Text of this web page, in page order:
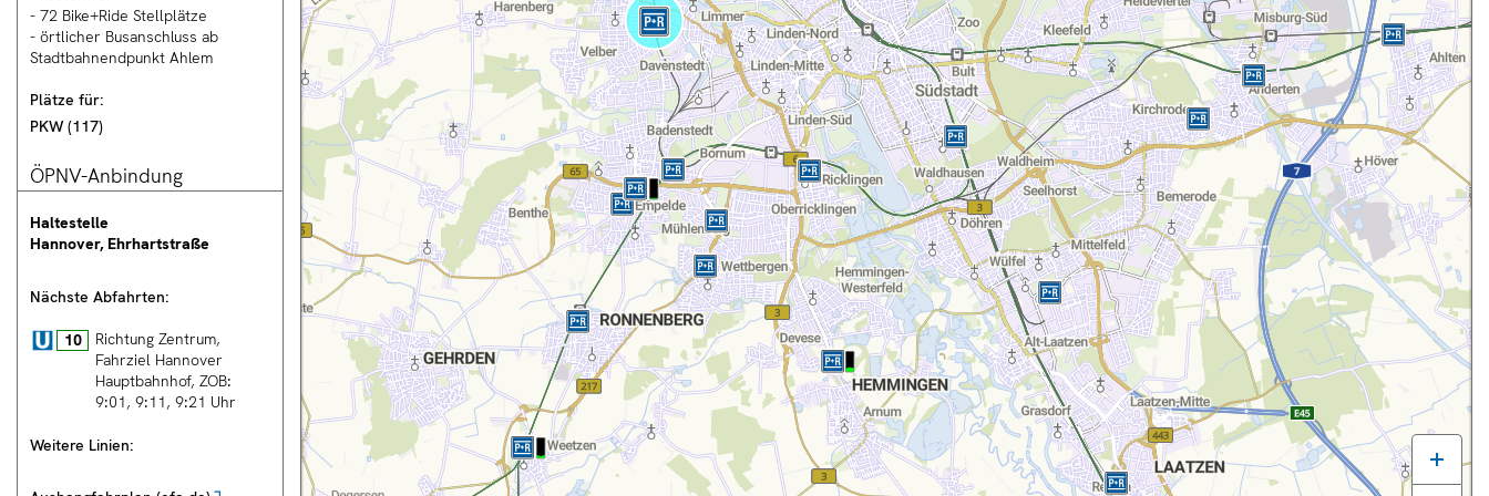
City
- 72 Bike+Ride Stellplätze
- örtlicher Busanschluss ab
Stadtbahnendpunkt Ahlem
Plätze für:
PKW (117)
ÖPNV-Anbindung
Haltestelle
Hannover, Ehrhartstraße
Nächste Abfahrten:
Stadtbahn
10
Richtung Zentrum,
Fahrziel Hannover
Hauptbahnhof, ZOB:
9:01 9:11 9:21 Uhr
Weitere Linien: